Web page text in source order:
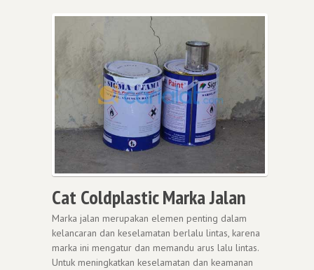
Cat Coldplastic Marka Jalan
Marka jalan merupakan elemen penting dalam
kelancaran dan keselamatan berlalu lintas, karena
marka ini mengatur dan memandu arus lalu lintas.
Untuk meningkatkan keselamatan dan keamanan